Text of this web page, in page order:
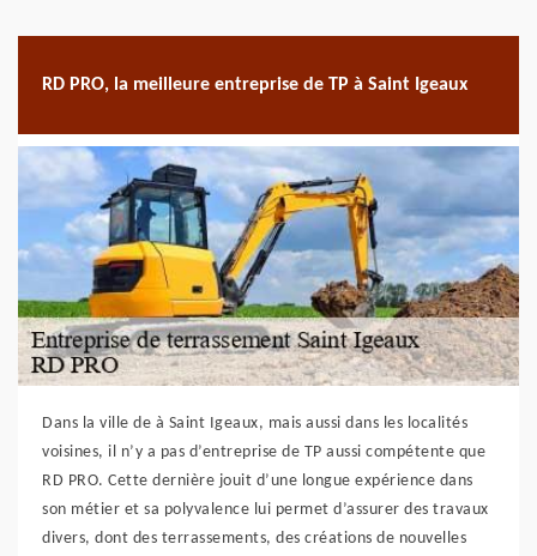
RD PRO, la meilleure entreprise de TP à Saint Igeaux
Dans la ville de à Saint Igeaux, mais aussi dans les localités
voisines, il n’y a pas d’entreprise de TP aussi compétente que
RD PRO. Cette dernière jouit d’une longue expérience dans
son métier et sa polyvalence lui permet d’assurer des travaux
divers, dont des terrassements, des créations de nouvelles